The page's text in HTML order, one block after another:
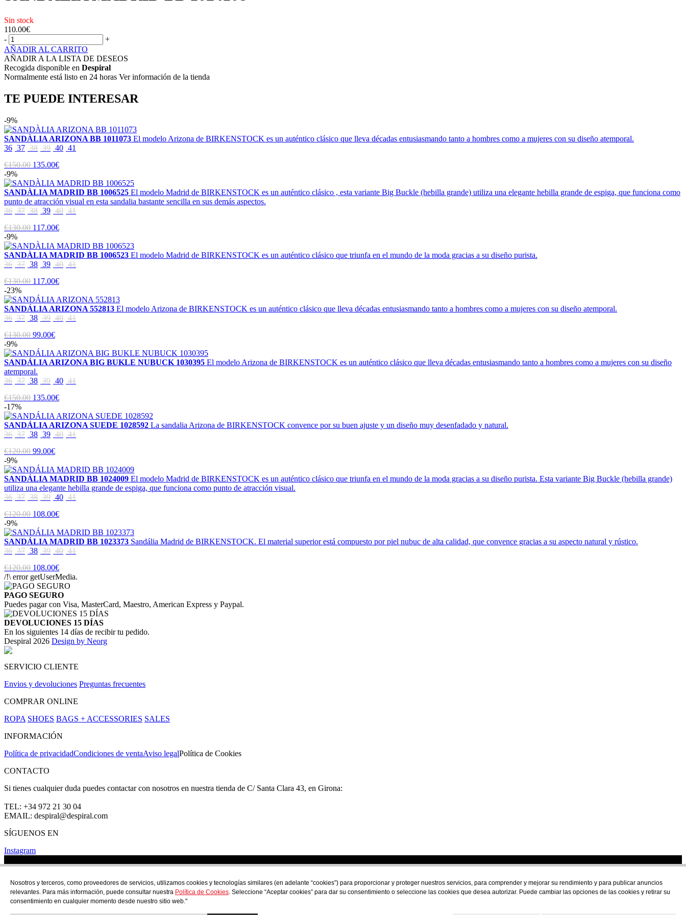
Sin stock
110.00€
-
+
AÑADIR AL CARRITO
AÑADIR A LA LISTA DE DESEOS
Recogida disponible en Despiral
Normalmente está listo en 24 horas Ver información de la tienda
TE PUEDE INTERESAR
-9%
SANDÀLIA ARIZONA BB 1011073 El modelo Arizona de BIRKENSTOCK es un auténtico clásico que lleva décadas entusiasmando tanto a hombres como a mujeres con su diseño atemporal.
36 37 38 39 40 41
€150.00 135.00€
-9%
SANDÀLIA MADRID BB 1006525 El modelo Madrid de BIRKENSTOCK es un auténtico clásico , esta variante Big Buckle (hebilla grande) utiliza una elegante hebilla grande de espiga, que funciona como
punto de atracción visual en esta sandalia bastante sencilla en sus demás aspectos.
36 37 38 39 40 41
€130.00 117.00€
-9%
SANDÀLIA MADRID BB 1006523 El modelo Madrid de BIRKENSTOCK es un auténtico clásico que triunfa en el mundo de la moda gracias a su diseño purista.
36 37 38 39 40 41
€130.00 117.00€
-23%
SANDÁLIA ARIZONA 552813 El modelo Arizona de BIRKENSTOCK es un auténtico clásico que lleva décadas entusiasmando tanto a hombres como a mujeres con su diseño atemporal.
36 37 38 39 40 41
€130.00 99.00€
-9%
SANDÁLIA ARIZONA BIG BUKLE NUBUCK 1030395 El modelo Arizona de BIRKENSTOCK es un auténtico clásico que lleva décadas entusiasmando tanto a hombres como a mujeres con su diseño
atemporal.
36 37 38 39 40 41
€150.00 135.00€
-17%
SANDÁLIA ARIZONA SUEDE 1028592 La sandalia Arizona de BIRKENSTOCK convence por su buen ajuste y un diseño muy desenfadado y natural.
36 37 38 39 40 41
€120.00 99.00€
-9%
SANDÁLIA MADRID BB 1024009 El modelo Madrid de BIRKENSTOCK es un auténtico clásico que triunfa en el mundo de la moda gracias a su diseño purista. Esta variante Big Buckle (hebilla grande)
utiliza una elegante hebilla grande de espiga, que funciona como punto de atracción visual.
36 37 38 39 40 41
€120.00 108.00€
-9%
SANDÁLIA MADRID BB 1023373 Sandália Madrid de BIRKENSTOCK. El material superior está compuesto por piel nubuc de alta calidad, que convence gracias a su aspecto natural y rústico.
36 37 38 39 40 41
€120.00 108.00€
/!\ error getUserMedia.
PAGO SEGURO
Puedes pagar con Visa, MasterCard, Maestro, American Express y Paypal.
DEVOLUCIONES 15 DÍAS
En los siguientes 14 días de recibir tu pedido.
Despiral 2026 Design by Neorg
SERVICIO CLIENTE
Envios y devoluciones Preguntas frecuentes
COMPRAR ONLINE
ROPA SHOES BAGS + ACCESSORIES SALES
INFORMACIÓN
Política de privacidadCondiciones de ventaAviso legalPolítica de Cookies
CONTACTO
Si tienes cualquier duda puedes contactar con nosotros en nuestra tienda de C/ Santa Clara 43, en Girona:
TEL: +34 972 21 30 04
EMAIL: despiral@despiral.com
SÍGUENOS EN
Instagram
Nosotros y terceros, como proveedores de servicios, utilizamos cookies y tecnologías similares (en adelante “cookies”) para proporcionar y proteger nuestros servicios, para comprender y mejorar su rendimiento y para publicar anuncios
relevantes. Para más información, puede consultar nuestra Política de Cookies. Seleccione “Aceptar cookies” para dar su consentimiento o seleccione las cookies que desea autorizar. Puede cambiar las opciones de las cookies y retirar su
consentimiento en cualquier momento desde nuestro sitio web."